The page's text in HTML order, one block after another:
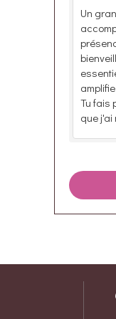
Un
Tu fais
que j'ai